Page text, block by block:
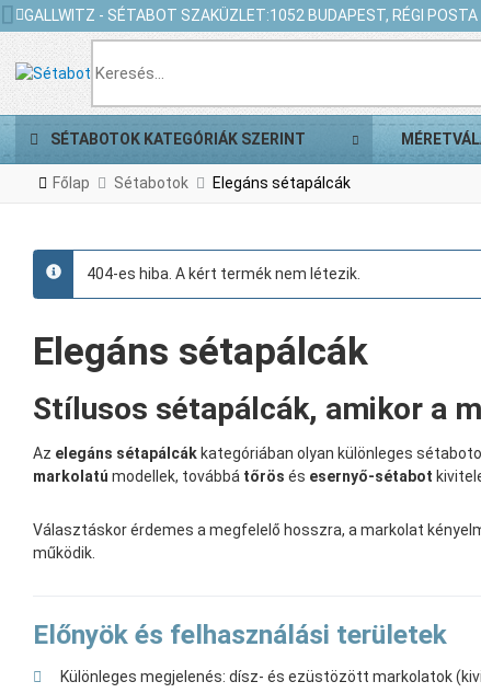
GALLWITZ - SÉTABOT SZAKÜZLET:1052 BUDAPEST, RÉGI POSTA
SÉTABOTOK KATEGÓRIÁK SZERINT
Főlap Sétabotok Elegáns sétapálcák
info
404-es hiba. A kért termék nem létezik.
Elegáns sétapálcák
Stílusos sétapálcák, amikor a
Az elegáns sétapálcák kategóriában olyan különleges
markolatú modellek, továbbá tőrös és esernyő-sétabot
Választáskor érdemes a megfelelő hosszra, a markolat
működik.
Előnyök és felhasználási területek
Különleges megjelenés: dísz- és ezüstözött markolatok